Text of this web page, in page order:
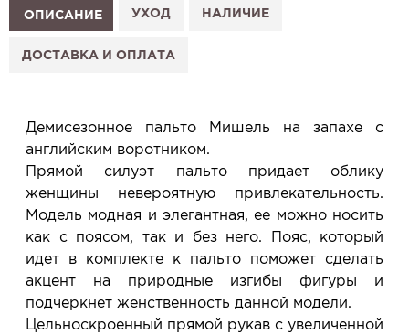
1. Выберите изделие на сайте.
2. Нажмите «Заказать примерку» и выберите салон.
3. Заполните форму и отправьте заявку.
Услуга бесплатная и ни к чему не обязывает: Вы
примеряете в салоне и уже на месте решаете,
покупать или нет.
Планируйте визит в удобное для Вас время -
резерв действует 5 дней.
ОПИСАНИЕ УХОД НАЛИЧИЕ
ДОСТАВКА И ОПЛАТА
Демисезонное пальто Мишель на запахе с
английским воротником.
Прямой силуэт пальто придает облику
женщины невероятную привлекательность.
Модель модная и элегантная, ее можно носить
как с поясом, так и без него. Пояс, который
идет в комплекте к пальто поможет сделать
акцент на природные изгибы фигуры и
подчеркнет женственность данной модели.
Цельноскроенный прямой рукав с увеличенной